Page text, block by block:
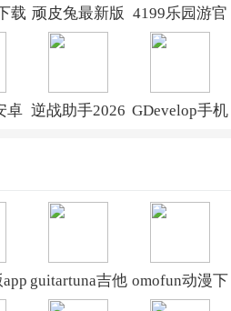
载 顽皮兔最新版
本v1.13.39
4199乐园游官
方下载v4.0
卓 逆战助手2026 GDevelop手机
guitartuna吉他 omofun动漫下